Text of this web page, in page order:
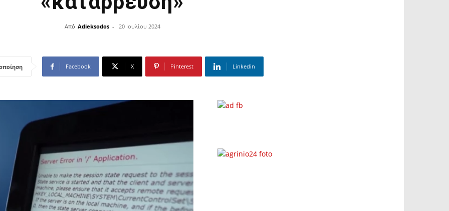
Από Adieksodos - 20 Ιουλίου 2024
Facebook X Pinterest Linkedin